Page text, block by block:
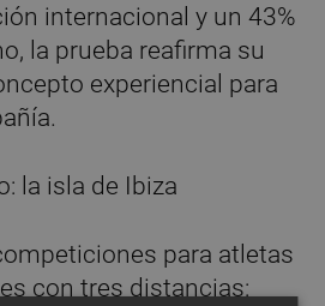
internacional y un 43%
la prueba reafirma su
experiencial para
la isla de Ibiza
para atletas
con tres distancias: